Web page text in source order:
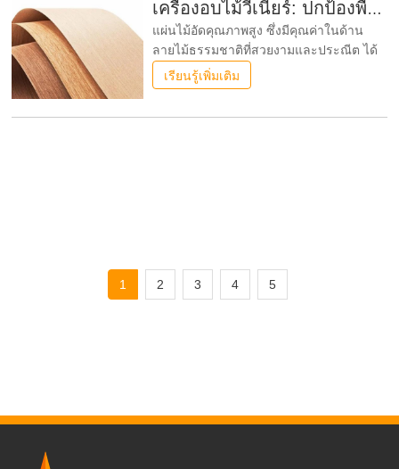
เครื่องอบไม้วีเนียร์: ปกป้องพื้นผิวและคุณภาพในการแปรรูปไม้วีเนียร์ระดับไฮเอนด์
แผ่นไม้อัดคุณภาพสูง ซึ่งมีคุณค่าในด้าน
ลายไม้ธรรมชาติที่สวยงามและประณีต ได้
กลายเป็นวัสดุหลักสำหรับเฟอร์นิเจอร์ระดับ
สูง การตกแต่งบ้านแบบสั่งทำ และการ
เรียนรู้เพิ่มเติม
1 2 3 4 5